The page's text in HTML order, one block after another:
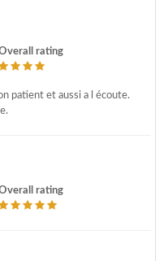
rating
patient et aussi a l écoute.
rating